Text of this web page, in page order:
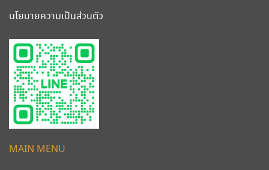
MAIN MENU
นโยบายความเป็นส่วนตัว